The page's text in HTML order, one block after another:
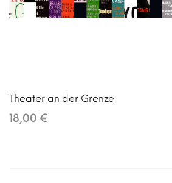
Theater an der Grenze
18,00 €